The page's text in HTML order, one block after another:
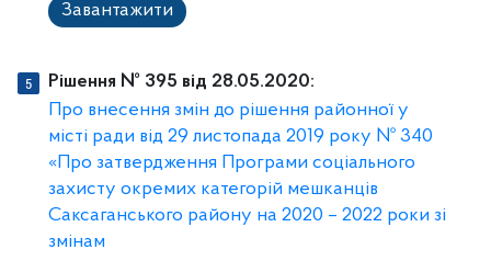
Завантажити
Рішення № 395 від 28.05.2020:
Про внесення змін до рішення районної у
місті ради від 29 листопада 2019 року № 340
«Про затвердження Програми соціального
захисту окремих категорій мешканців
Саксаганського району на 2020 – 2022 роки зі
змінам